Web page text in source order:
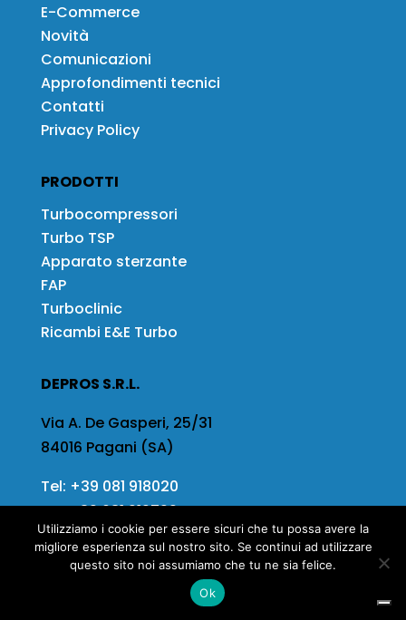
E-Commerce
Novità
Comunicazioni
Approfondimenti tecnici
Contatti
Privacy Policy
PRODOTTI
Turbocompressori
Turbo TSP
Apparato sterzante
FAP
Turboclinic
Ricambi E&E Turbo
DEPROS S.R.L.
Via A. De Gasperi, 25/31
84016 Pagani (SA)
Tel: +39 081 918020
Fax+39 081 919799
Email:info@depros.it
Utilizziamo i cookie per essere sicuri che tu possa avere la
migliore esperienza sul nostro sito. Se continui ad utilizzare
questo sito noi assumiamo che tu ne sia felice.
Ok